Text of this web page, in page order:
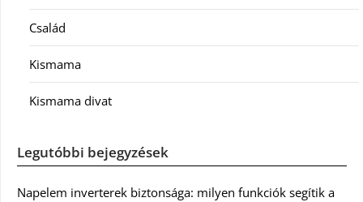
Család
Kismama
Kismama divat
Legutóbbi bejegyzések
Napelem inverterek biztonsága: milyen funkciók segítik a